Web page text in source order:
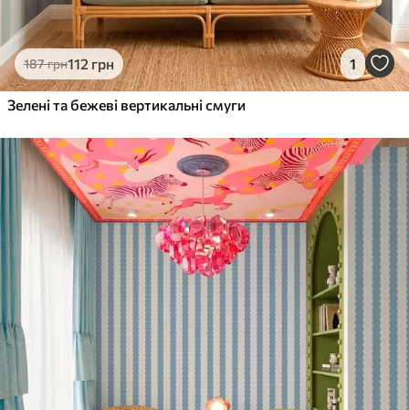
Преміум Вініл
1133 грн /м²
187грн112 грн 1
Зелені та бежеві вертикальні смуги